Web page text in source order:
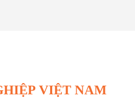
VIỆT NAM